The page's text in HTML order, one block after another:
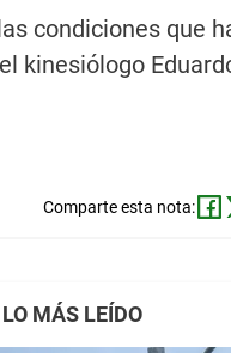
condiciones que
kinesiólogo
Comparte esta nota:
LO MÁS LEÍDO